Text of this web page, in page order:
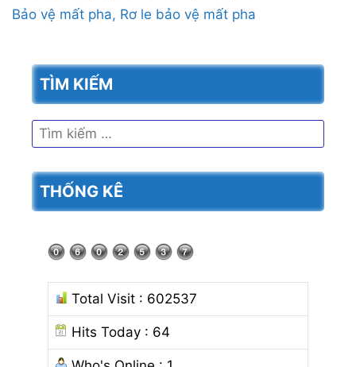
Bảo vệ mất pha, Rơ le bảo vệ mất pha
TÌM KIẾM
Tìm
kiếm
cho:
THỐNG KÊ
Total Visit : 602537
Hits Today : 64